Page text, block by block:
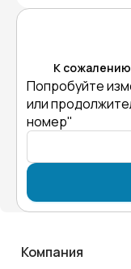
К
Попробуйте
или
номер"
Компания